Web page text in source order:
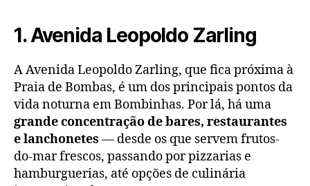
1. Avenida Leopoldo Zarling
A Avenida Leopoldo Zarling, que fica próxima à
Praia de Bombas, é um dos principais pontos da
vida noturna em Bombinhas. Por lá, há uma
grande concentração de bares, restaurantes
e lanchonetes — desde os que servem frutos-
do-mar frescos, passando por pizzarias e
hamburguerias, até opções de culinária